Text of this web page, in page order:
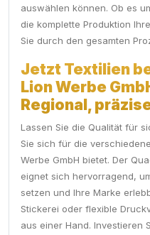
auswählen können. Ob es
die komplette Produktion
Sie durch den gesamten
Jetzt Textilien
Lion Werbe
Regional,
Lassen Sie die Qualität für
Sie sich für die
Werbe GmbH bietet. Der
eignet sich hervorragend,
setzen und Ihre Marke
Stickerei oder flexible
aus einer Hand. Investieren